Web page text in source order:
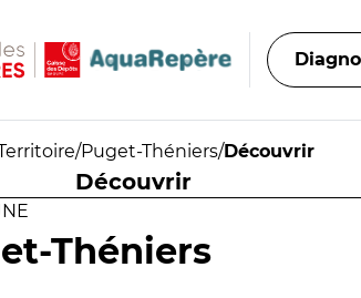
/Puget-Théniers/Découvrir
Découvrir
Théniers